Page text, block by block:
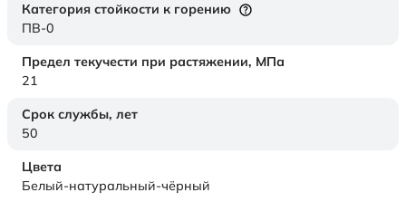
Категория стойкости к горению
ПВ-0
Предел текучести при растяжении, МПа
21
Срок службы, лет
50
Цвета
Белый-натуральный-чёрный